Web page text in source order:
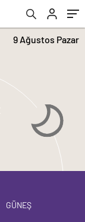
9 Ağustos Pazar
GÜNEŞ